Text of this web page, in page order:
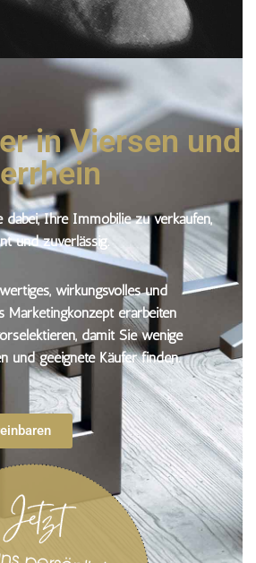
in Viersen und
Ihre Immobilie zu verkaufen,
und zuverlässig.
wirkungsvolles und
Marketingkonzept erarbeiten
damit Sie wenige
und geeignete Käufer finden.